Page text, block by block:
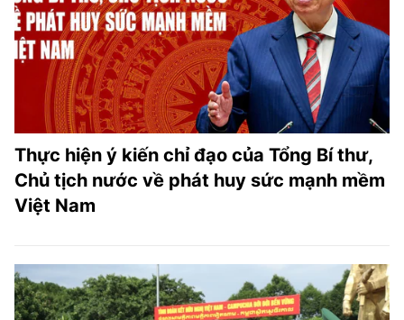
Thực hiện ý kiến chỉ đạo của Tổng Bí thư,
Chủ tịch nước về phát huy sức mạnh mềm
Việt Nam